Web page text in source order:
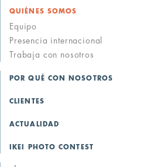
QUIÉNES SOMOS
Equipo
Presencia internacional
Trabaja con nosotros
POR QUÉ CON NOSOTROS
CLIENTES
ACTUALIDAD
IKEI PHOTO CONTEST